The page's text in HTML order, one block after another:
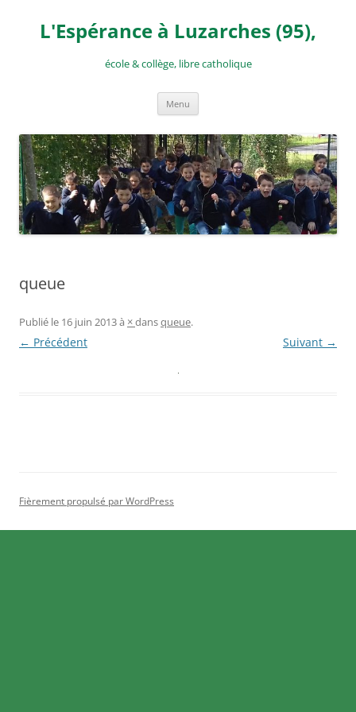
contenu
L'Espérance à Luzarches (95),
école & collège, libre catholique
Menu
queue
Publié le 16 juin 2013à ×dansqueue.
← Précédent Suivant →
Fièrement propulsé par WordPress